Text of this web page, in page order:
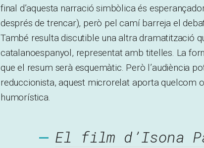
final d’aquesta narració simbòlica és
després de trencar), però pel camí barreja el
També resulta discutible una altra dramatització
catalanoespanyol, representat amb titelles. La
que el resum serà esquemàtic. Però l’audiència
reduccionista, aquest microrelat aporta quelcom
humorística.
El film d’Isona